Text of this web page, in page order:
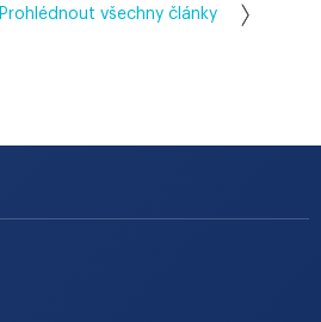
Prohlédnout všechny články